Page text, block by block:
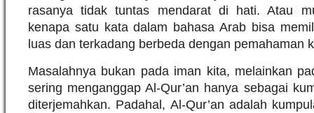
rasanya tidak tuntas mendarat di hati. Atau
kenapa satu kata dalam bahasa Arab bisa
luas dan terkadang berbeda dengan pemahaman
Masalahnya bukan pada iman kita, melainkan
sering menganggap Al-Qur’an hanya sebagai
diterjemahkan. Padahal, Al-Qur’an adalah